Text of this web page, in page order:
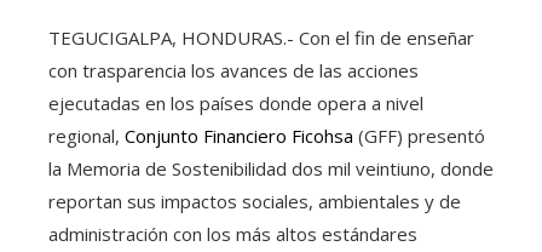
TEGUCIGALPA, HONDURAS.- Con el fin de enseñar
con trasparencia los avances de las acciones
ejecutadas en los países donde opera a nivel
regional, Conjunto Financiero Ficohsa (GFF) presentó
la Memoria de Sostenibilidad dos mil veintiuno, donde
reportan sus impactos sociales, ambientales y de
administración con los más altos estándares